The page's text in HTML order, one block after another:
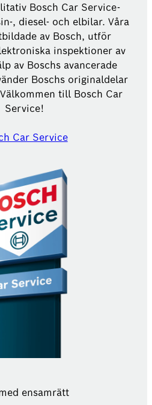
Bosch Car Service-
, diesel- och elbilar. Våra
av Bosch, utför
inspektioner av
av Boschs avancerade
Boschs originaldelar
till Bosch Car
Service!
Car Service
ensamrätt